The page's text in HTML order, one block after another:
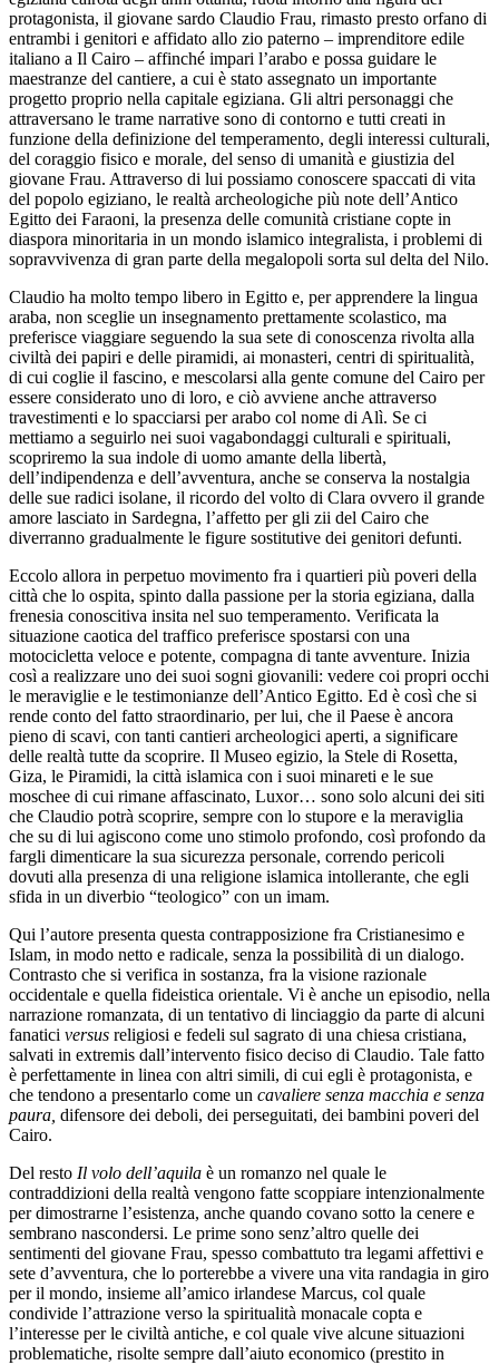
protagonista, il giovane sardo Claudio Frau, rimasto presto orfano di
entrambi i genitori e affidato allo zio paterno – imprenditore edile
italiano a Il Cairo – affinché impari l’arabo e possa guidare le
maestranze del cantiere, a cui è stato assegnato un importante
progetto proprio nella capitale egiziana. Gli altri personaggi che
attraversano le trame narrative sono di contorno e tutti creati in
funzione della definizione del temperamento, degli interessi culturali,
del coraggio fisico e morale, del senso di umanità e giustizia del
giovane Frau. Attraverso di lui possiamo conoscere spaccati di vita
del popolo egiziano, le realtà archeologiche più note dell’Antico
Egitto dei Faraoni, la presenza delle comunità cristiane copte in
diaspora minoritaria in un mondo islamico integralista, i problemi di
sopravvivenza di gran parte della megalopoli sorta sul delta del Nilo.
Claudio ha molto tempo libero in Egitto e, per apprendere la lingua
araba, non sceglie un insegnamento prettamente scolastico, ma
preferisce viaggiare seguendo la sua sete di conoscenza rivolta alla
civiltà dei papiri e delle piramidi, ai monasteri, centri di spiritualità,
di cui coglie il fascino, e mescolarsi alla gente comune del Cairo per
essere considerato uno di loro, e ciò avviene anche attraverso
travestimenti e lo spacciarsi per arabo col nome di Alì. Se ci
mettiamo a seguirlo nei suoi vagabondaggi culturali e spirituali,
scopriremo la sua indole di uomo amante della libertà,
dell’indipendenza e dell’avventura, anche se conserva la nostalgia
delle sue radici isolane, il ricordo del volto di Clara ovvero il grande
amore lasciato in Sardegna, l’affetto per gli zii del Cairo che
diverranno gradualmente le figure sostitutive dei genitori defunti.
Eccolo allora in perpetuo movimento fra i quartieri più poveri della
città che lo ospita, spinto dalla passione per la storia egiziana, dalla
frenesia conoscitiva insita nel suo temperamento. Verificata la
situazione caotica del traffico preferisce spostarsi con una
motocicletta veloce e potente, compagna di tante avventure. Inizia
così a realizzare uno dei suoi sogni giovanili: vedere coi propri occhi
le meraviglie e le testimonianze dell’Antico Egitto. Ed è così che si
rende conto del fatto straordinario, per lui, che il Paese è ancora
pieno di scavi, con tanti cantieri archeologici aperti, a significare
delle realtà tutte da scoprire. Il Museo egizio, la Stele di Rosetta,
Giza, le Piramidi, la città islamica con i suoi minareti e le sue
moschee di cui rimane affascinato, Luxor… sono solo alcuni dei siti
che Claudio potrà scoprire, sempre con lo stupore e la meraviglia
che su di lui agiscono come uno stimolo profondo, così profondo da
fargli dimenticare la sua sicurezza personale, correndo pericoli
dovuti alla presenza di una religione islamica intollerante, che egli
sfida in un diverbio “teologico” con un imam.
Qui l’autore presenta questa contrapposizione fra Cristianesimo e
Islam, in modo netto e radicale, senza la possibilità di un dialogo.
Contrasto che si verifica in sostanza, fra la visione razionale
occidentale e quella fideistica orientale. Vi è anche un episodio, nella
narrazione romanzata, di un tentativo di linciaggio da parte di alcuni
fanatici versus religiosi e fedeli sul sagrato di una chiesa cristiana,
salvati in extremis dall’intervento fisico deciso di Claudio. Tale fatto
è perfettamente in linea con altri simili, di cui egli è protagonista, e
che tendono a presentarlo come un cavaliere senza macchia e senza
paura, difensore dei deboli, dei perseguitati, dei bambini poveri del
Cairo.
Del resto Il volo dell’aquila è un romanzo nel quale le
contraddizioni della realtà vengono fatte scoppiare intenzionalmente
per dimostrarne l’esistenza, anche quando covano sotto la cenere e
sembrano nascondersi. Le prime sono senz’altro quelle dei
sentimenti del giovane Frau, spesso combattuto tra legami affettivi e
sete d’avventura, che lo porterebbe a vivere una vita randagia in giro
per il mondo, insieme all’amico irlandese Marcus, col quale
condivide l’attrazione verso la spiritualità monacale copta e
l’interesse per le civiltà antiche, e col quale vive alcune situazioni
problematiche, risolte sempre dall’aiuto economico (prestito in